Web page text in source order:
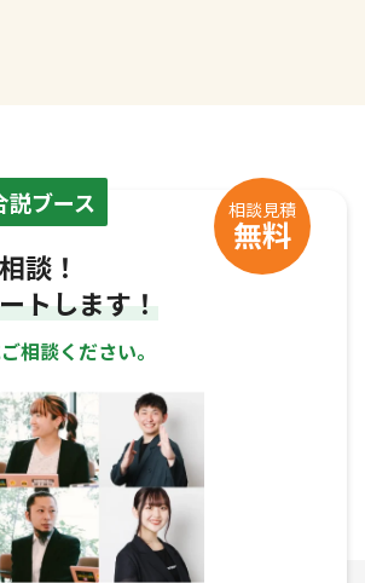
説ブース 相談見積
無料
談！
トします！
相談ください。